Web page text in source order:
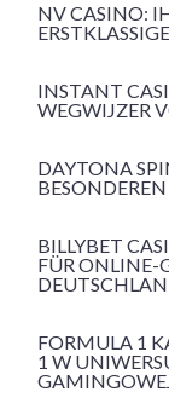
NV CASINO:
INSTANT
WEGWIJZER
DAYTONA
BILLYBET
FÜR ONLINE-
FORMULA 1
1 W